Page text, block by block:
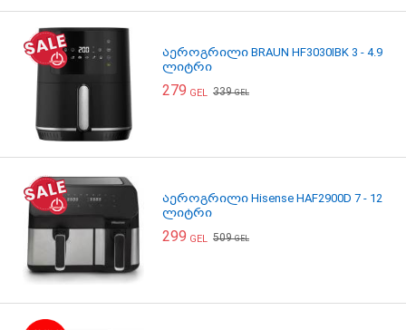
აეროგრილი BRAUN HF3030IBK 3 - 4.9
ლიტრი
279 GEL 339GEL
აეროგრილი Hisense HAF2900D 7 - 12
ლიტრი
299 GEL 509GEL